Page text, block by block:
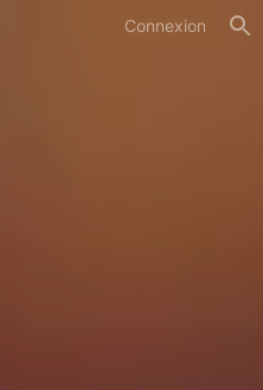
Connexion